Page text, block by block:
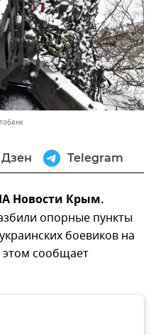
Дзен Telegram
Новости Крым.
опорные пункты
боевиков на
сообщает